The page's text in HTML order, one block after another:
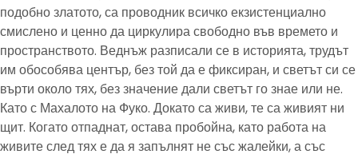
подобно златото, са проводник всичко екзистенциално
смислено и ценно да циркулира свободно във времето и
пространството. Веднъж разписали се в историята, трудът
им обособява център, без той да е фиксиран, и светът си се
върти около тях, без значение дали светът го знае или не.
Като с Махалото на Фуко. Докато са живи, те са живият ни
щит. Когато отпаднат, остава пробойна, като работа на
живите след тях е да я запълнят не със жалейки, а със